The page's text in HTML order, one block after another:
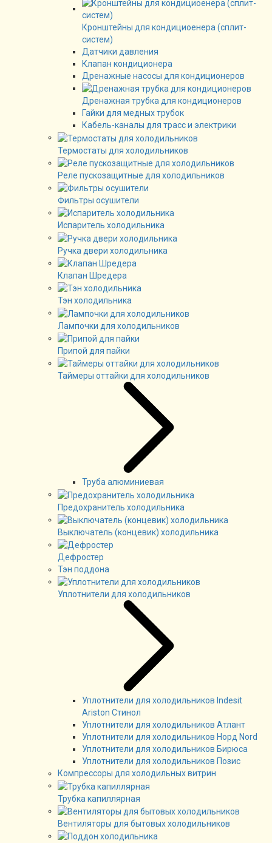
Кронштейны для кондициоенера (сплит-
систем)
Датчики давления
Клапан кондиционера
Дренажные насосы для кондиционеров
Дренажная трубка для кондиционеров
Гайки для медных трубок
Кабель-каналы для трасс и электрики
Термостаты для холодильников
Реле пускозащитные для холодильников
Фильтры осушители
Испаритель холодильника
Ручка двери холодильника
Клапан Шредера
Тэн холодильника
Лампочки для холодильников
Припой для пайки
Таймеры оттайки для холодильников
Труба алюминиевая
Предохранитель холодильника
Выключатель (концевик) холодильника
Дефростер
Тэн поддона
Уплотнители для холодильников
Уплотнители для холодильников Indesit
Ariston Стинол
Уплотнители для холодильников Атлант
Уплотнители для холодильников Норд Nord
Уплотнители для холодильников Бирюса
Уплотнители для холодильников Позис
Компрессоры для холодильных витрин
Трубка капиллярная
Вентиляторы для бытовых холодильников